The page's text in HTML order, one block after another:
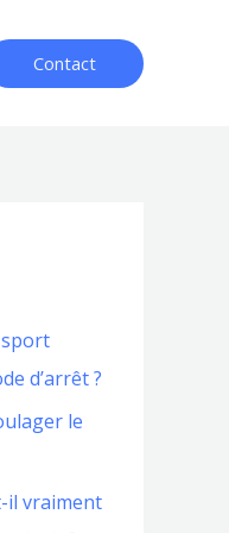
Contact
d’arrêt ?
le
il vraiment